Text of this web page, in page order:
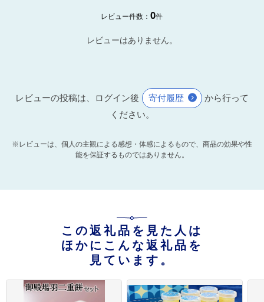
レビュー件数：0件
レビューはありません。
レビューの投稿は、ログイン後 寄付履歴
から行って
ください。
※レビューは、個人の主観による感想・体感によるもので、商品の効果や性
能を保証するものではありません。
この返礼品を見た人は
ほかにこんな返礼品を
見ています。